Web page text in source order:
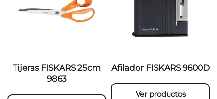
Tijeras FISKARS 25cm
9863
Afilador FISKARS 9600D
Ver productos